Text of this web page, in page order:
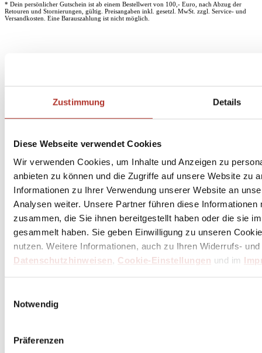
Zustimmung Details
Diese Webseite verwendet Cookies
Wir verwenden Cookies, um Inhalte und Anzeigen zu
anbieten zu können und die Zugriffe auf unsere Website zu
Informationen zu Ihrer Verwendung unserer Website an
Analysen weiter. Unsere Partner führen diese
zusammen, die Sie ihnen bereitgestellt haben oder die sie
gesammelt haben. Sie geben Einwilligung zu unseren
nutzen. Weitere Informationen, auch zu Ihren Widerrufs-
Datenschutzhinweisen, Cookie-Einstellungen und im
Notwendig
Präferenzen
* Dein persönlicher Gutschein ist ab einem Bestellwert von 100,- Euro, nach Abzug der
Retouren und Stornierungen, gültig. Preisangaben inkl. gesetzl. MwSt. zzgl. Service- und
Versandkosten. Eine Barauszahlung ist nicht möglich.